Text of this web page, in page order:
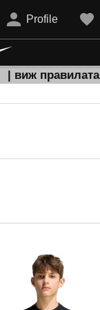
Profile
| виж правилата